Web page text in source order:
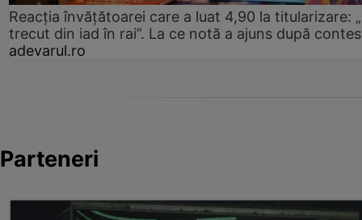
Reacția învățătoarei care a luat 4,90 la titularizare:
trecut din iad în rai”. La ce notă a ajuns după
adevarul.ro
Parteneri